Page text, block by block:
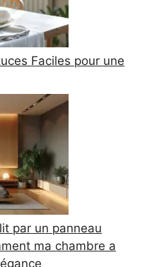
Faciles pour une
par un panneau
ma chambre a